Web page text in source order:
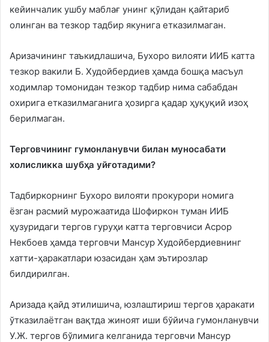
кейинчалик ушбу маблағ унинг қўлидан қайтариб
олинган ва тезкор тадбир якунига етказилмаган.
Аризачининг таъкидлашича, Бухоро вилояти ИИБ катта
тезкор вакили Б. Худойбердиев ҳамда бошқа масъул
ходимлар томонидан тезкор тадбир нима сабабдан
охирига етказилмаганига ҳозирга қадар ҳуқуқий изоҳ
берилмаган.
Терговчининг гумонланувчи билан муносабати
холисликка шубҳа уйғотадими?
Тадбиркорнинг Бухоро вилояти прокурори номига
ёзган расмий мурожаатида Шофиркон туман ИИБ
ҳузуридаги тергов гуруҳи катта терговчиси Асрор
Некбоев ҳамда терговчи Мансур Худойбердиевнинг
хатти-ҳаракатлари юзасидан ҳам эътирозлар
билдирилган.
Аризада қайд этилишича, юзлаштириш тергов ҳаракати
ўтказилаётган вақтда жиноят иши бўйича гумонланувчи
У.Ж. тергов бўлимига келганида терговчи Мансур